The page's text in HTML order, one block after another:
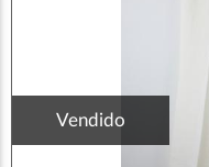
Vendido